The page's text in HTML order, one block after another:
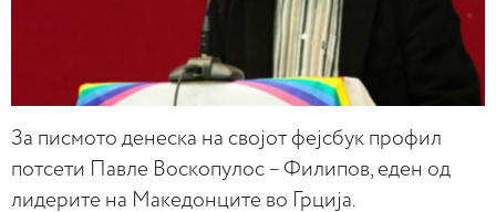
За писмото денеска на својот фејсбук профил
потсети Павле Воскопулос – Филипов, еден од
лидерите на Македонците во Грција.